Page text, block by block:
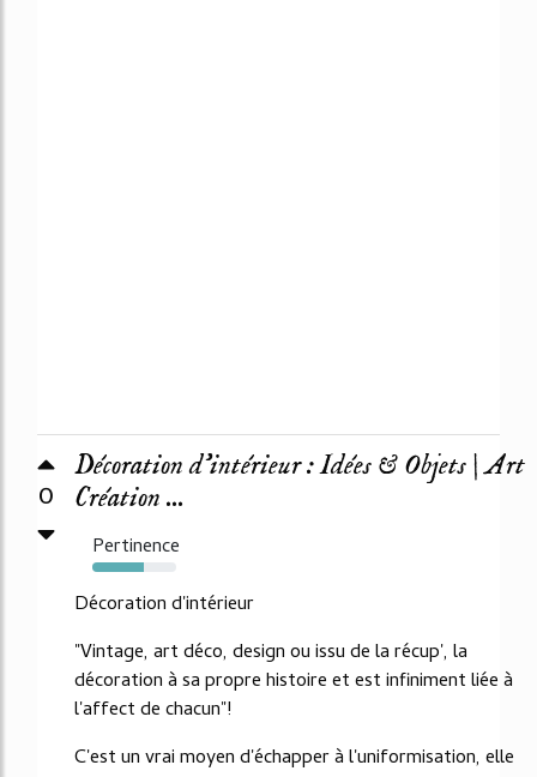
0
Décoration d'intérieur : Idées & Objets | Art
Création ...
Pertinence
61%
Décoration d'intérieur
"Vintage, art déco, design ou issu de la récup', la
décoration à sa propre histoire et est infiniment liée à
l'affect de chacun"!
C'est un vrai moyen d'échapper à l'uniformisation, elle